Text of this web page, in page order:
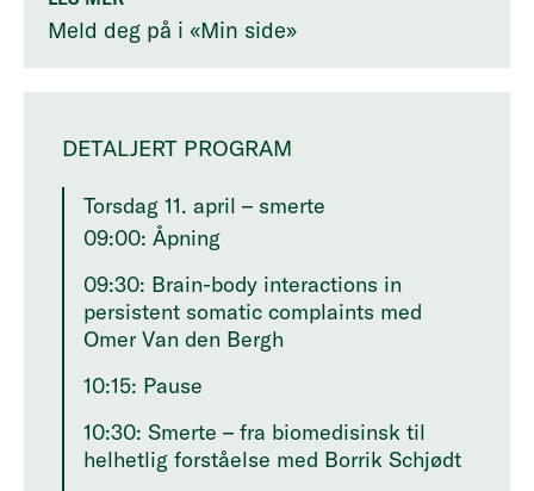
Meld deg på i «Min side»
DETALJERT PROGRAM
Torsdag 11. april – smerte
09:00: Åpning
09:30: Brain-body interactions in
persistent somatic complaints med
Omer Van den Bergh
10:15: Pause
10:30: Smerte – fra biomedisinsk til
helhetlig forståelse med Borrik Schjødt